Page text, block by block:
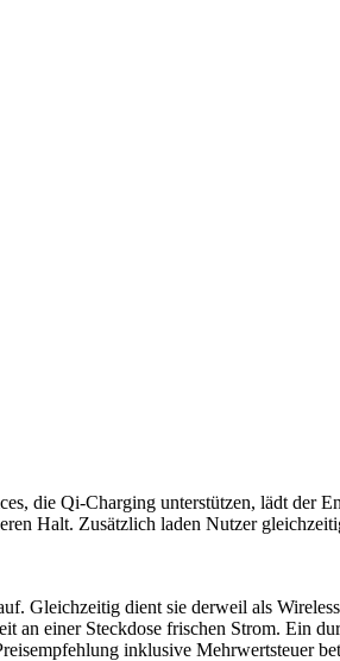
die Qi-Charging unterstützen, lädt der
Halt. Zusätzlich laden Nutzer
Gleichzeitig dient sie derweil als
an einer Steckdose frischen Strom. Ein
inklusive Mehrwertsteuer